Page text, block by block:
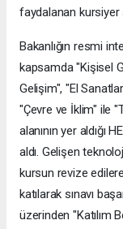
faydalanan kursiyer
Bakanlığın resmi
kapsamda "Kişisel
Gelişim", "El
"Çevre ve İklim" ile
alanının yer aldığı
aldı. Gelişen
kursun revize
katılarak sınavı
üzerinden "Katılım